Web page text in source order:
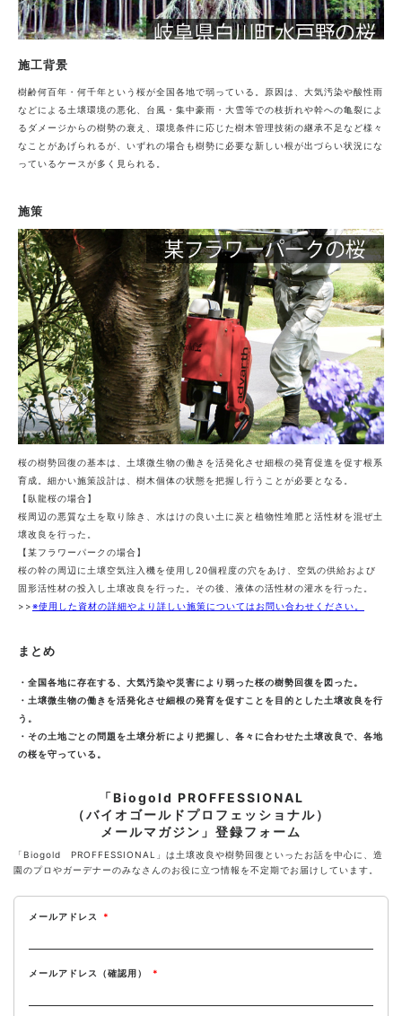
施工背景
樹齢何百年・何千年という桜が全国各地で弱っている。原因は、大気汚染や酸性雨
などによる土壌環境の悪化、台風・集中豪雨・大雪等での枝折れや幹への亀裂によ
るダメージからの樹勢の衰え、環境条件に応じた樹木管理技術の継承不足など様々
なことがあげられるが、いずれの場合も樹勢に必要な新しい根が出づらい状況にな
っているケースが多く見られる。
施策
桜の樹勢回復の基本は、土壌微生物の働きを活発化させ細根の発育促進を促す根系
育成。細かい施策設計は、樹木個体の状態を把握し行うことが必要となる。
【臥龍桜の場合】
桜周辺の悪質な土を取り除き、水はけの良い土に炭と植物性堆肥と活性材を混ぜ土
壌改良を行った。
【某フラワーパークの場合】
桜の幹の周辺に土壌空気注入機を使用し20個程度の穴をあけ、空気の供給および
固形活性材の投入し土壌改良を行った。その後、液体の活性材の灌水を行った。
>>※使用した資材の詳細やより詳しい施策についてはお問い合わせください。
まとめ
・全国各地に存在する、大気汚染や災害により弱った桜の樹勢回復を図った。
・土壌微生物の働きを活発化させ細根の発育を促すことを目的とした土壌改良を行
う。
・その土地ごとの問題を土壌分析により把握し、各々に合わせた土壌改良で、各地
の桜を守っている。
「Biogold PROFFESSIONAL
（バイオゴールドプロフェッショナル）
メールマガジン」登録フォーム
「Biogold PROFFESSIONAL」は土壌改良や樹勢回復といったお話を中心に、造
園のプロやガーデナーのみなさんのお役に立つ情報を不定期でお届けしています。
メールアドレス *
メールアドレス（確認用） *